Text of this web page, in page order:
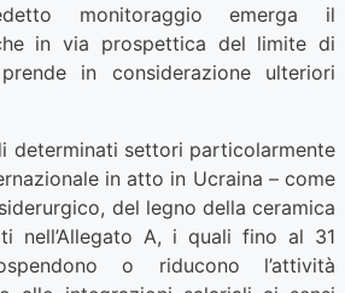
monitoraggio emerga il
in via prospettica del limite di
in considerazione ulteriori
determinati settori particolarmente
in atto in Ucraina – come
del legno della ceramica
nell’Allegato A, i quali fino al 31
o riducono l’attività